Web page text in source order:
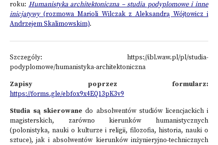
roku: Humanistyka architektoniczna – studia podyplomowe i inne
inicjatywy(rozmowa Marioli Wilczak z Aleksandrą Wójtowicz i
Andrzejem Skalimowskim).
Szczegóły: https://ibl.waw.pl/pl/studia-
podyplomowe/humanistyka-architektoniczna
Zapisy poprzez formularz:
https://forms.gle/ebfox9x4EQ13pK3v9
Studia są skierowanedo absolwentów studiów licencjackich i
magisterskich, zarówno kierunków humanistycznych
(polonistyka, nauki o kulturze i religii, filozofia, historia, nauki o
sztuce), jak i absolwentów kierunków inżynieryjno-technicznych